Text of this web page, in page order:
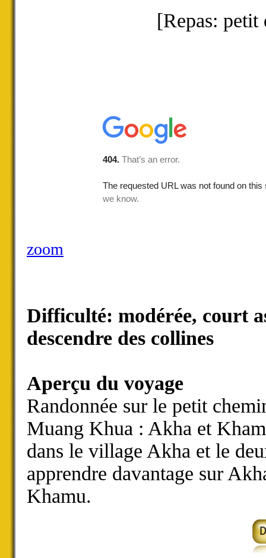
[Repas: petit
zoom
Difficulté: modérée, court
descendre des collines
Aperçu du voyage
Randonnée sur le petit
Muang Khua : Akha et
dans le village Akha et le
apprendre davantage sur
Khamu.